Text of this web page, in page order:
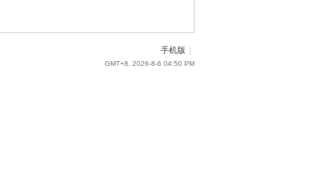
手机版
GMT+8, 2026-8-6 04:50 PM